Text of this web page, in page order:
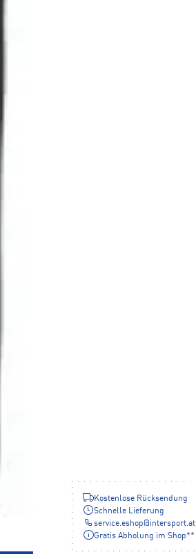
Kostenlose Rücksendung
Schnelle Lieferung
service.eshop@ intersport.at
Gratis Abholung im Shop**